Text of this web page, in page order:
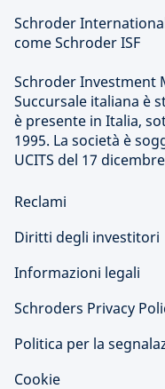
Schroder
come Schroder ISF
Schroder Investment
Succursale italiana è
è presente in Italia,
1995. La società è
UCITS del 17
Reclami
Diritti degli investitori
Informazioni legali
Schroders Privacy
Politica per la
Cookie